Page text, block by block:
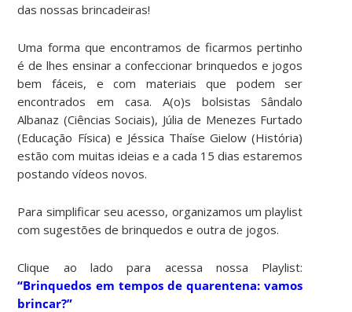
das nossas brincadeiras!
Uma forma que encontramos de ficarmos pertinho
é de lhes ensinar a confeccionar brinquedos e jogos
bem fáceis, e com materiais que podem ser
encontrados em casa. A(o)s bolsistas Sândalo
Albanaz (Ciências Sociais), Júlia de Menezes Furtado
(Educação Física) e Jéssica Thaíse Gielow (História)
estão com muitas ideias e a cada 15 dias estaremos
postando vídeos novos.
Para simplificar seu acesso, organizamos um playlist
com sugestões de brinquedos e outra de jogos.
Clique ao lado para acessa nossa Playlist:
“Brinquedos em tempos de quarentena: vamos
brincar?”